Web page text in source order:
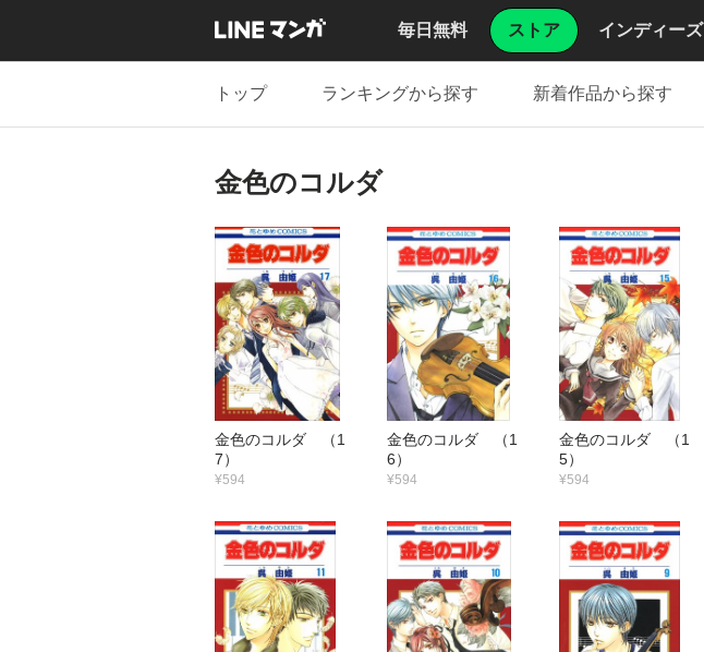
毎日無料 ストア インディーズ
トップ ランキングから探す 新着作品から探す
金色のコルダ
金色のコルダ （1
7）
¥594
金色のコルダ （1
6）
¥594
金色のコルダ （1
5）
¥594